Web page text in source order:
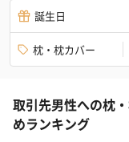
誕生日
枕・枕カバー
取引先男性への枕
めランキング